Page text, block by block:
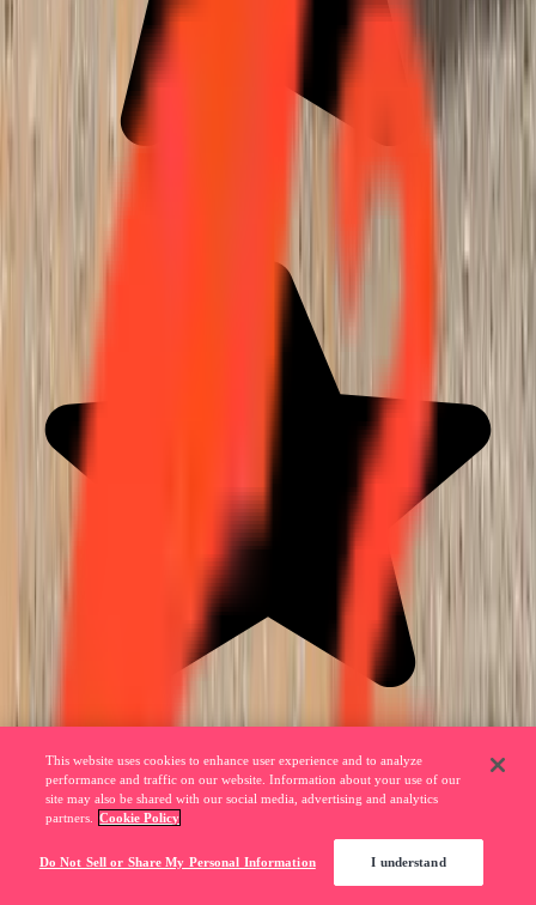
This website uses cookies to enhance user experience and to analyze
performance and traffic on our website. Information about your use of our
site may also be shared with our social media, advertising and analytics
partners.
Cookie Policy
Do Not Sell or Share My Personal Information I understand